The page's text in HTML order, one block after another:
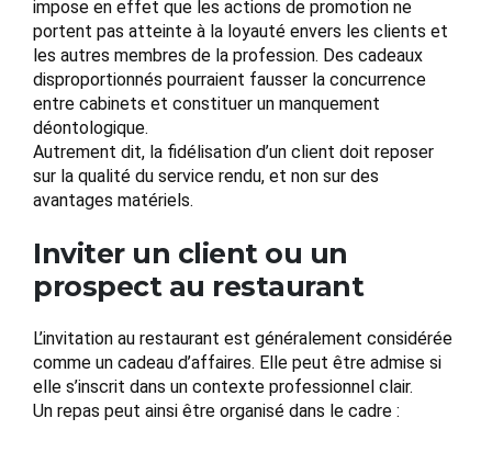
impose en effet que les actions de promotion ne
portent pas atteinte à la loyauté envers les clients et
les autres membres de la profession. Des cadeaux
disproportionnés pourraient fausser la concurrence
entre cabinets et constituer un manquement
déontologique.
Autrement dit, la fidélisation d’un client doit reposer
sur la qualité du service rendu, et non sur des
avantages matériels.
Inviter un client ou un
prospect au restaurant
L’invitation au restaurant est généralement considérée
comme un cadeau d’affaires. Elle peut être admise si
elle s’inscrit dans un contexte professionnel clair.
Un repas peut ainsi être organisé dans le cadre :